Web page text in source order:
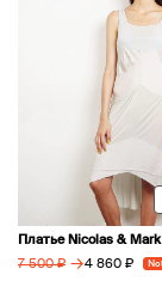
Платье Nicolas & Mark
7 500 ₽ → 4 860 ₽